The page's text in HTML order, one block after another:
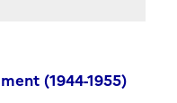
(1944-1955)